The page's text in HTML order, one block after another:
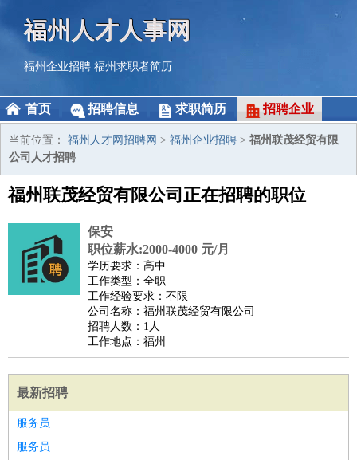
福州人才人事网
福州企业招聘 福州求职者简历
首页 招聘信息 求职简历 招聘企业
当前位置： 福州人才网招聘网 > 福州企业招聘 > 福州联茂经贸有限
公司人才招聘
福州联茂经贸有限公司正在招聘的职位
保安
职位薪水:2000-4000 元/月
学历要求：高中
工作类型：全职
工作经验要求：不限
公司名称：福州联茂经贸有限公司
招聘人数：1人
工作地点：福州
最新招聘
服务员
服务员